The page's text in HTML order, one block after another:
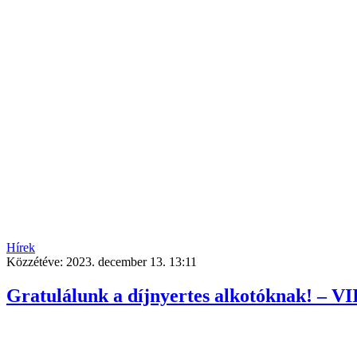
Hírek
Közzétéve: 2023. december 13. 13:11
Gratulálunk a díjnyertes alkotóknak! –